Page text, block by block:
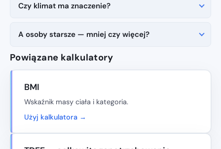
Czy klimat ma znaczenie?
A osoby starsze — mniej czy więcej?
Powiązane kalkulatory
BMI
Wskaźnik masy ciała i kategoria.
Użyj kalkulatora →